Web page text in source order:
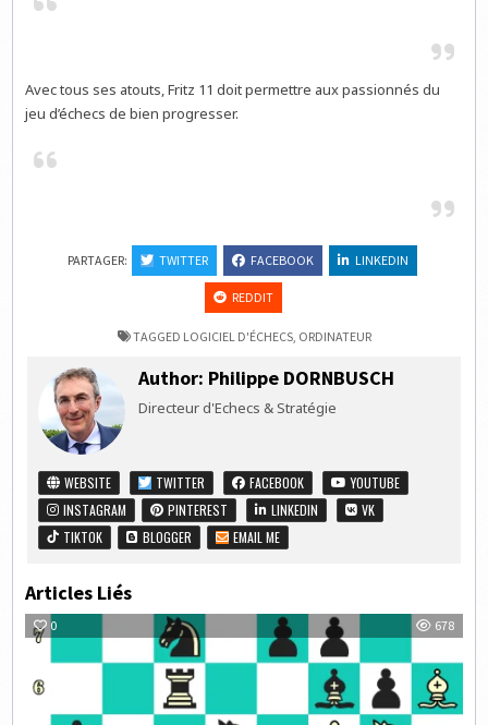
Avec tous ses atouts, Fritz 11 doit permettre aux passionnés du
jeu d’échecs de bien progresser.
PARTAGER: TWITTER FACEBOOK LINKEDIN
REDDIT
TAGGED LOGICIEL D'ÉCHECS, ORDINATEUR
Author: Philippe DORNBUSCH
Directeur d'Echecs & Stratégie
WEBSITE TWITTER FACEBOOK
YOUTUBE
INSTAGRAM
PINTEREST LINKEDIN
VK
TIKTOK
BLOGGER EMAIL ME
Articles Liés
0 678